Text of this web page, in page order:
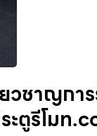
วชาญกา
ะตูรีโมท